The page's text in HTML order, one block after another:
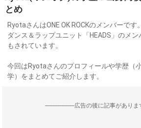
とめ
RyotaさんはONE OK ROCKのメンバーで
ダンス＆ラップユニット「HEADS」のメ
もされています。
今回はRyotaさんのプロフィールや学歴（
学）をまとめてご紹介します。
--------------------広告の後に記事がありま